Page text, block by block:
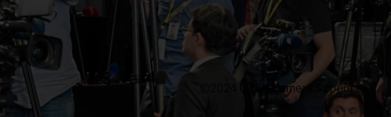
©2024 OZEN Camera Support